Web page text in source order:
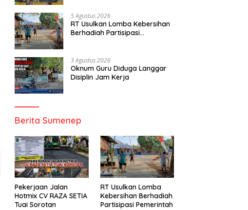
5 Agustus 2026
RT Usulkan Lomba Kebersihan
Berhadiah Partisipasi
3 Agustus 2026
Oknum Guru Diduga Langgar
Disiplin Jam Kerja
Berita Sumenep
Pekerjaan Jalan
Hotmix CV RAZA SETIA
Tuai Sorotan
RT Usulkan Lomba
Kebersihan Berhadiah
Partisipasi Pemerintah